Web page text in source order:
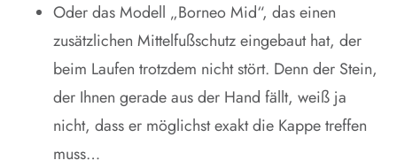
Oder das Modell „Borneo Mid“, das einen
zusätzlichen Mittelfußschutz eingebaut hat, der
beim Laufen trotzdem nicht stört. Denn der Stein,
der Ihnen gerade aus der Hand fällt, weiß ja
nicht, dass er möglichst exakt die Kappe treffen
muss…